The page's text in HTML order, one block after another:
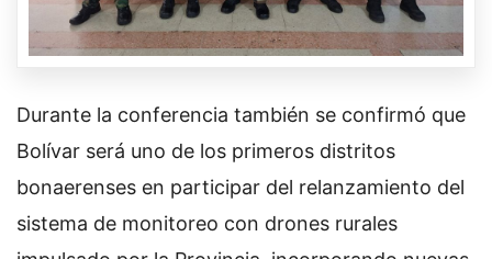
Durante la conferencia también se confirmó que
Bolívar será uno de los primeros distritos
bonaerenses en participar del relanzamiento del
sistema de monitoreo con drones rurales